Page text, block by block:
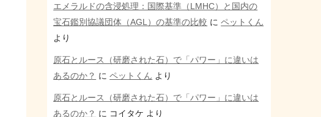
エメラルドの含浸処理：国際基準（LMHC）と国内の
宝石鑑別協議団体（AGL）の基準の比較 にペットくん
より
原石とルース（研磨された石）で「パワー」に違いは
あるのか？ にペットくん より
原石とルース（研磨された石）で「パワー」に違いは
あるのか？ に コイタケ より